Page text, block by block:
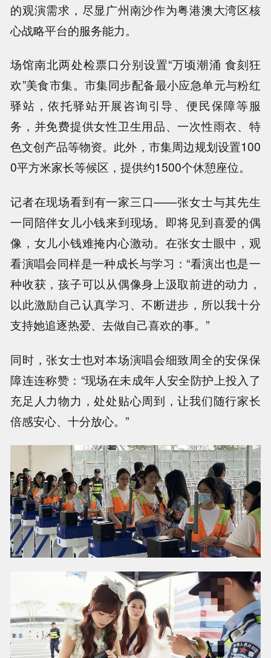
的观演需求，尽显广州南沙作为粤港澳大湾区核
心战略平台的服务能力。
场馆南北两处检票口分别设置“万顷潮涌 食刻狂
欢”美食市集。市集同步配备最小应急单元与粉红
驿站，依托驿站开展咨询引导、便民保障等服
务，并免费提供女性卫生用品、一次性雨衣、特
色文创产品等物资。此外，市集周边规划设置100
0平方米家长等候区，提供约1500个休憩座位。
记者在现场看到有一家三口——张女士与其先生
一同陪伴女儿小钱来到现场。即将见到喜爱的偶
像，女儿小钱难掩内心激动。在张女士眼中，观
看演唱会同样是一种成长与学习：“看演出也是一
种收获，孩子可以从偶像身上汲取前进的动力，
以此激励自己认真学习、不断进步，所以我十分
支持她追逐热爱、去做自己喜欢的事。”
同时，张女士也对本场演唱会细致周全的安保保
障连连称赞：“现场在未成年人安全防护上投入了
充足人力物力，处处贴心周到，让我们随行家长
倍感安心、十分放心。”